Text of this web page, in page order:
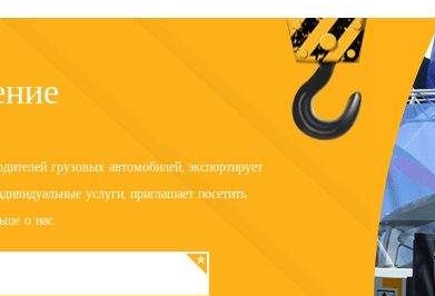
грузовых автомобилей, экспортирует
услуги, приглашает посетить
о нас.